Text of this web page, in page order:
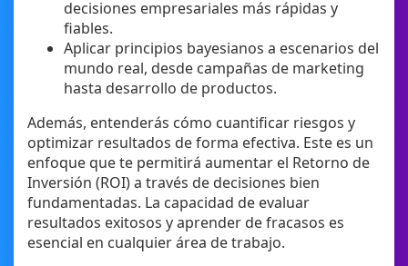
decisiones empresariales más rápidas y
fiables.
Aplicar principios bayesianos a escenarios del
mundo real, desde campañas de marketing
hasta desarrollo de productos.
Además, entenderás cómo cuantificar riesgos y
optimizar resultados de forma efectiva. Este es un
enfoque que te permitirá aumentar el Retorno de
Inversión (ROI) a través de decisiones bien
fundamentadas. La capacidad de evaluar
resultados exitosos y aprender de fracasos es
esencial en cualquier área de trabajo.